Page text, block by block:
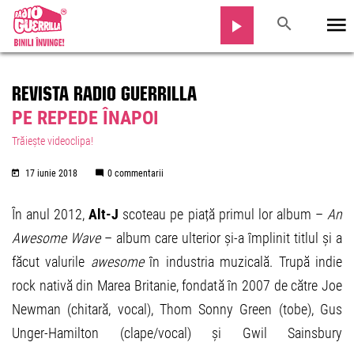
REVISTA RADIO GUERRILLA
PE REPEDE ÎNAPOI
Trăiește videoclipa!
17 iunie 2018 0 commentarii
În anul 2012,Alt-J scoteau pe piață primul lor album – An
Awesome Wave– album care ulterior și-a împlinit titlul și a
făcut valurile awesomeîn industria muzicală. Trupă indie
rock nativă din Marea Britanie, fondată în 2007 de către Joe
Newman (chitară, vocal), Thom Sonny Green (tobe), Gus
Unger-Hamilton (clape/vocal) și Gwil Sainsbury